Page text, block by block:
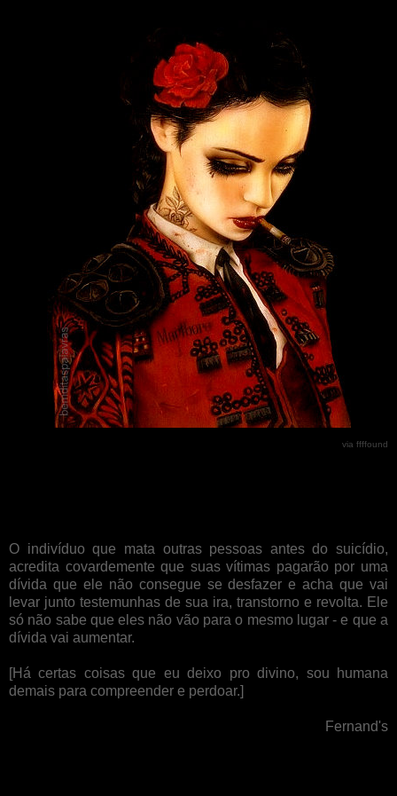
via ffffound
O indivíduo que mata outras pessoas antes do suicídio,
acredita covardemente que suas vítimas pagarão por uma
dívida que ele não consegue se desfazer e acha que vai
levar junto testemunhas de sua ira, transtorno e revolta. Ele
só não sabe que eles não vão para o mesmo lugar - e que a
dívida vai aumentar.
[Há certas coisas que eu deixo pro divino, sou
humana
demais para compreender e perdoar.]
Fernand's